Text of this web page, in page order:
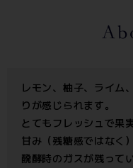
レモン、柚子、ライム
りが感じられます。
とてもフレッシュで果
甘み（残糖感ではなく
醗酵時のガスが残って